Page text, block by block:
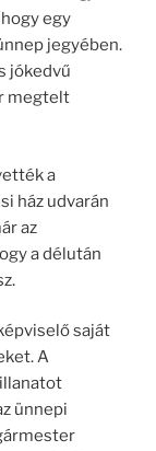
egy
jegyében.
jókedvű
megtelt
a
ház udvarán
az
a délután
saját
A
ünnepi